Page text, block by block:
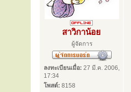
สาวิกาน้อย
ผู้จัดการ
ลงทะเบียนเมื่อ: 27 มี.ค. 2006,
17:34
โพสต์: 8158